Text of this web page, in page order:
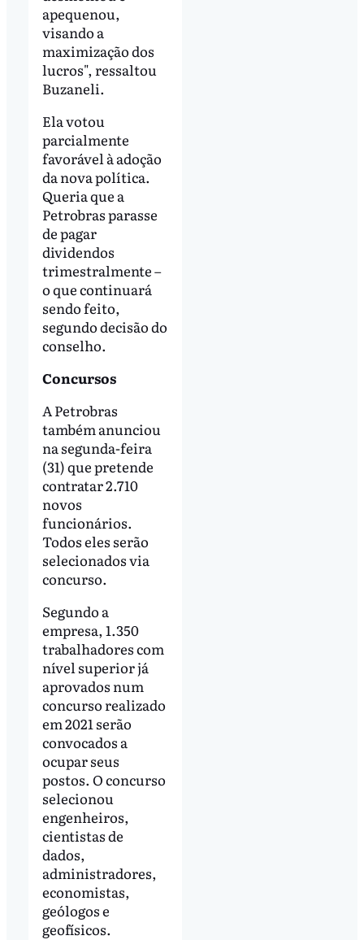
apequenou,
visando a
maximização dos
lucros", ressaltou
Buzaneli.
Ela votou
parcialmente
favorável à adoção
da nova política.
Queria que a
Petrobras parasse
de pagar
dividendos
trimestralmente –
o que continuará
sendo feito,
segundo decisão do
conselho.
Concursos
A Petrobras
também anunciou
na segunda-feira
(31) que pretende
contratar 2.710
novos
funcionários.
Todos eles serão
selecionados via
concurso.
Segundo a
empresa, 1.350
trabalhadores com
nível superior já
aprovados num
concurso realizado
em 2021 serão
convocados a
ocupar seus
postos. O concurso
selecionou
engenheiros,
cientistas de
dados,
administradores,
economistas,
geólogos e
geofísicos.